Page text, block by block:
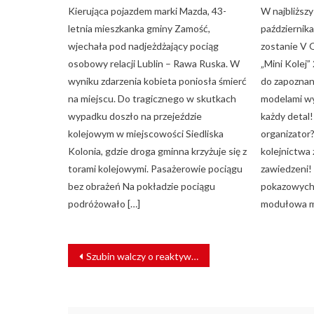
Kierująca pojazdem marki Mazda, 43-
letnia mieszkanka gminy Zamość,
wjechała pod nadjeżdżający pociąg
osobowy relacji Lublin – Rawa Ruska. W
wyniku zdarzenia kobieta poniosła śmierć
na miejscu. Do tragicznego w skutkach
wypadku doszło na przejeździe
kolejowym w miejscowości Siedliska
Kolonia, gdzie droga gminna krzyżuje się z
torami kolejowymi. Pasażerowie pociągu
bez obrażeń Na pokładzie pociągu
podróżowało […]
W
zostanie V
„Mini
do
modelami
każdy
kolejnictwa
modułowa
NAWIGACJA
WPISU
Szubin walczy o reaktywację linii kolejowej nr 356